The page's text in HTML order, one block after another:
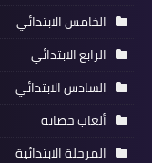
الخامس الابتدائي
الرابع الابتدائي
السادس الابتدائي
ألعاب حضانة
المرحلة الابتدائية